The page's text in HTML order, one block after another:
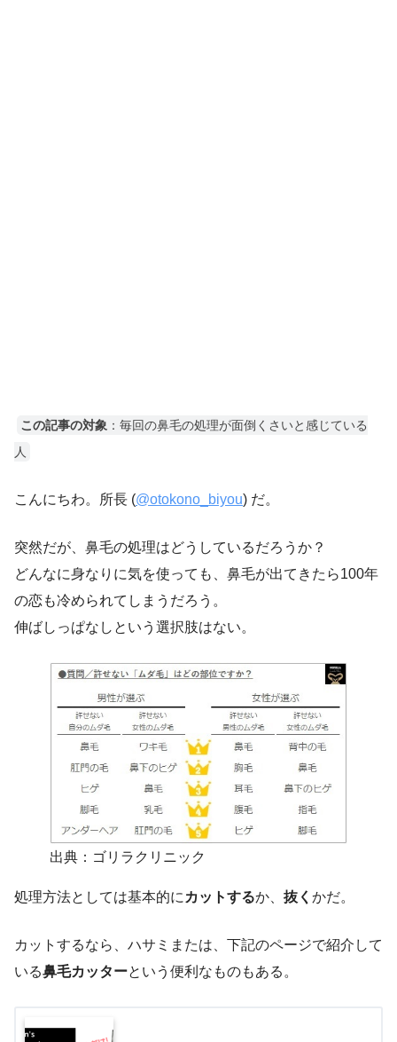
この記事の対象 ：毎回の鼻毛の処理が面倒くさいと感じている
人
こんにちわ。所長 (@otokono_biyou) だ。
突然だが、鼻毛の処理はどうしているだろうか？
どんなに身なりに気を使っても、鼻毛が出てきたら100年
の恋も冷められてしまうだろう。
伸ばしっぱなしという選択肢はない。
出典：ゴリラクリニック
処理方法としては基本的にカットするか、 抜く かだ。
カットするなら、ハサミまたは、下記のページで紹介して
いる鼻毛カッターという便利なものもある。